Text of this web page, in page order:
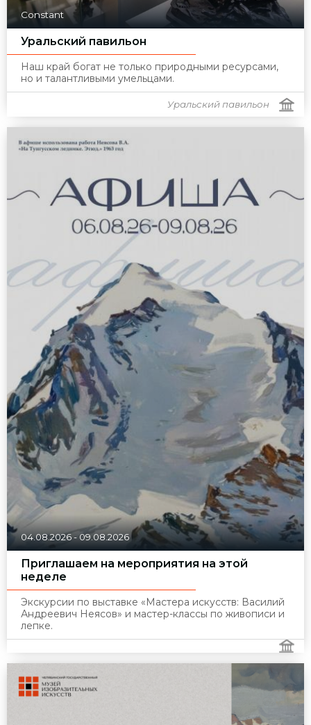
Constant
Уральский павильон
Наш край богат не только природными ресурсами,
но и талантливыми умельцами.
Уральский павильон
04.08.2026-09.08.2026
Приглашаем на мероприятия на этой
неделе
Экскурсии по выставке «Мастера искусств: Василий
Андреевич Неясов» и мастер-классы по живописи и
лепке.